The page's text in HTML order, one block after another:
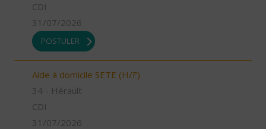
CDI
31/07/2026
POSTULER
Aide à domicile SETE (H/F)
34 - Hérault
CDI
31/07/2026